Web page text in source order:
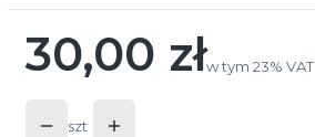
Cena
30,00 złw tym 23% VAT
w tym 23% VAT
szt